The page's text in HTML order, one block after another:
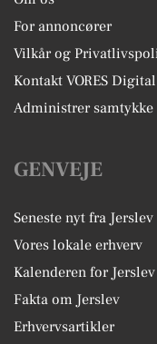
For annoncører
Vilkår og
Kontakt VORES Digital
Administrer samtykke
GENVEJE
Seneste nyt fra Jerslev
Vores lokale erhverv
Kalenderen for Jerslev
Fakta om Jerslev
Erhvervsartikler